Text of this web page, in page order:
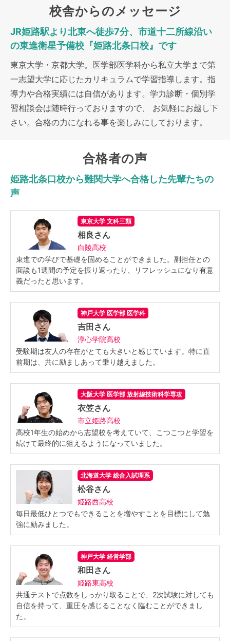
校舎からのメッセージ
JR姫路駅より北東へ徒歩7分、市道十二所線沿い
の東進衛星予備校『姫路北条口校』です
東京大学・京都大学。医学部医学科から私立大学まで第
一志望大学に応じたカリキュラムで学習指導します。 指
導力や合格実績には自信があります。学力診断・個別学
習相談会は随時行っておりますので、 お気軽にお越し下
さい。 合格の力になれる事を楽しみにしております。
合格者の声
姫路北条口校から難関大学へ合格した先輩たちの
声
東京大学 文科三類
相良さん
白陵高校
東進での学びで基礎を固めることができました。副担任との
面談も1週間の予定を振り返ったり、リフレッシュになり有意
義だったと思います。
神戸大学 医学部 医学科
吉田さん
淳心学院高校
受験期は友人の存在がとても大きいと感じています。特に直
前期は、共に励ましあって乗り越えました。
大阪大学 医学部 放射線技術科学専攻
衣笠さん
市立姫路高校
高校1年生の始めから志望校を考えていて、こつこつと学習を
続けて最終的に狙えるようになっていました。
北海道大学 総合入試理系
松谷さん
姫路西高校
毎日最低ひとつでもできることを増やすことを目標にして勉
強に励みました。
神戸大学 経営学部
和田さん
姫路東高校
共通テストで点数をしっかり取ることで、2次試験に対しても
自信を持って、重圧を感じることなく臨むことができまし
た。